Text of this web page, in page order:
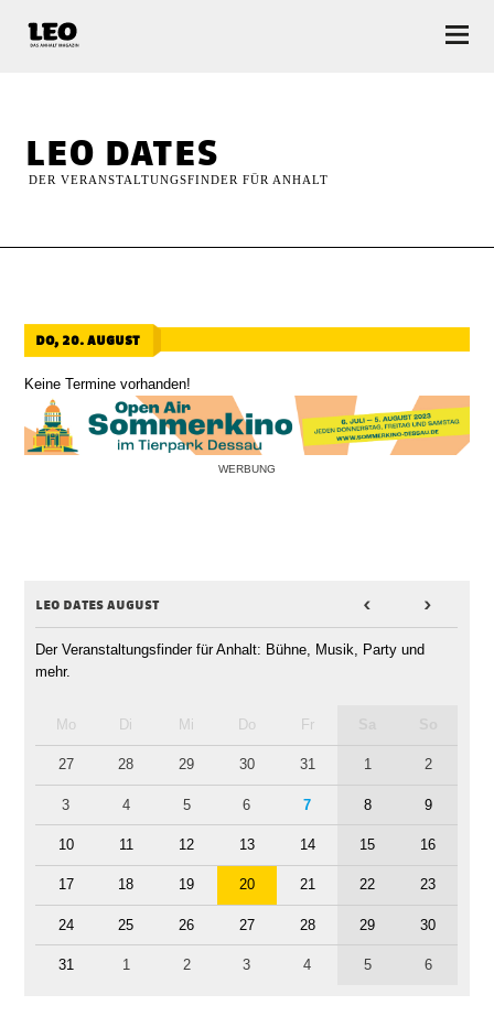
leo dates
DER VERANSTALTUNGSFINDER FÜR ANHALT
do, 20. august
Keine Termine vorhanden!
WERBUNG
leo dates august < >
Der Veranstaltungsfinder für Anhalt: Bühne, Musik, Party und
mehr.
Mo Di Mi Do Fr
27 28 29 30 31 1 2
3 4 5 6 7 8 9
10 11 12 13 14 15 16
17 18 19 20 21 22 23
24 25 26 27 28 29 30
31 1 2 3 4 5 6